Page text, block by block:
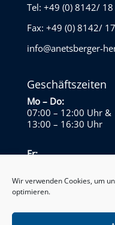
Wir verwenden Cookies, um
optimieren.
Tel: +49 (0) 8142/
Fax: +49 (0) 8142/
info@anetsberger-
Geschäftszeiten
Mo – Do:
07:00 – 12:00 Uhr&
13:00 – 16:30 Uhr
Fr:
Sa – So: